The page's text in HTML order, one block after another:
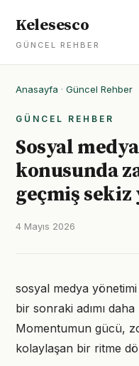
Kelesesco
GÜNCEL REHBER
Anasayfa · Güncel Rehber
GÜNCEL REHBER
Sosyal
konusunda
geçmiş sekiz
4 Mayıs 2026
sosyal medya
bir sonraki adımı
Momentumun gücü,
kolaylaşan bir ritme